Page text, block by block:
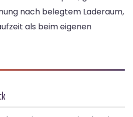
nach belegtem Laderaum,
als beim eigenen